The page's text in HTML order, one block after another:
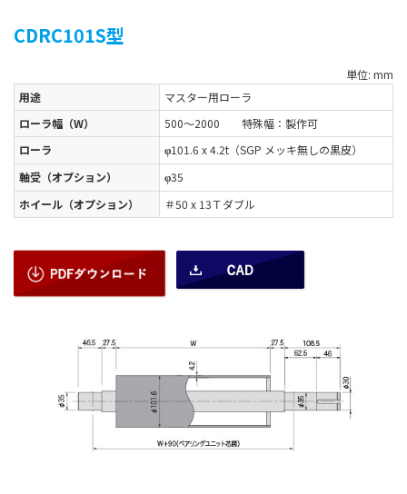
CDRC101S型
単位: mm
用途
マスター用ローラ
ローラ幅（W）
500～2000 特殊幅：製作可
ローラ
φ101.6 x 4.2t（SGP メッキ無しの黒皮）
軸受（オプション）
φ35
ホイール（オプション）
＃50 x 13Ｔダブル